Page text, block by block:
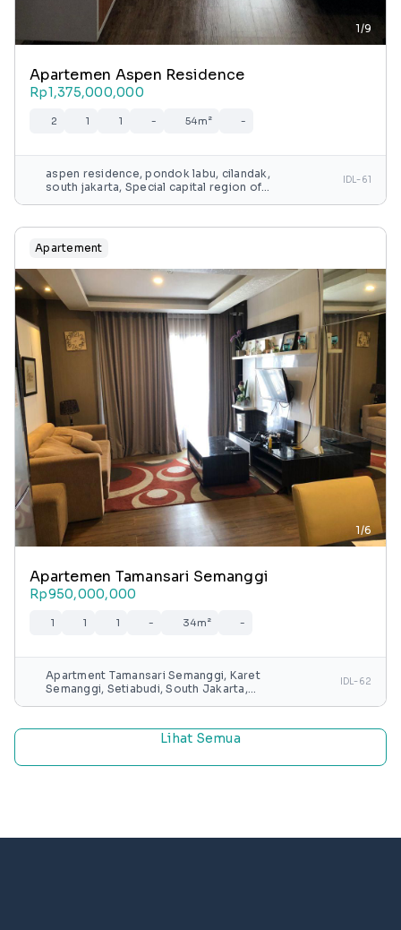
1/9
Apartemen Aspen Residence
Rp1,375,000,000
2 1 1 - 54m² -
aspen residence, pondok labu, cilandak,
south jakarta, Special capital region of
IDL-61
Apartement
1/6
Apartemen Tamansari Semanggi
Rp950,000,000
1 1 1 - 34m² -
Apartment Tamansari Semanggi, Karet
Semanggi, Setiabudi, South Jakarta,
IDL-62
Lihat Semua